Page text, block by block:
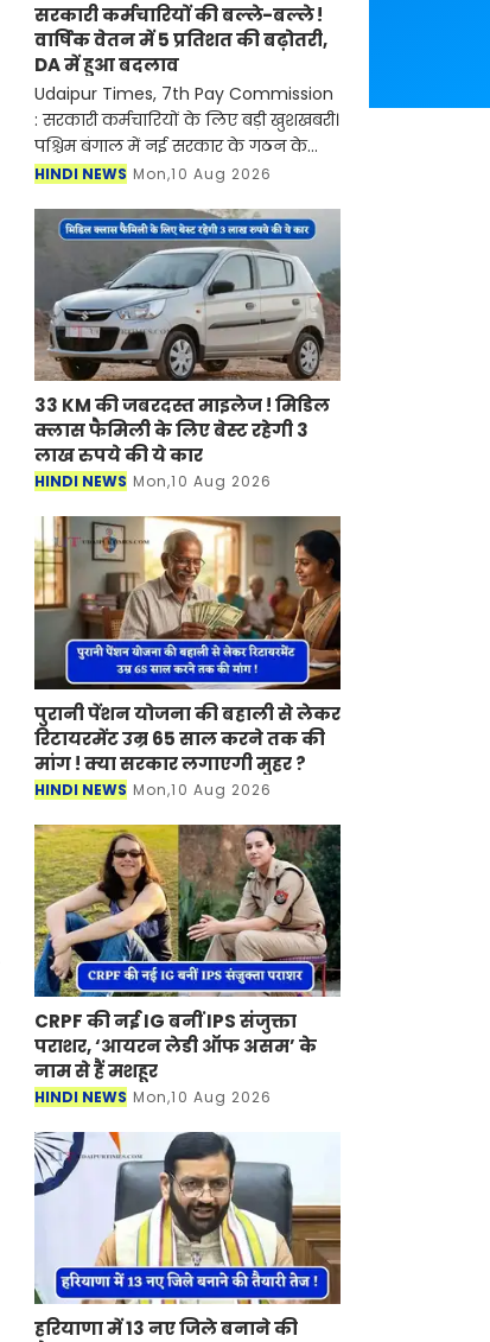
सरकारी कर्मचारियों की बल्ले-बल्ले !
वार्षिक वेतन में 5 प्रतिशत की बढ़ोतरी,
DA में हुआ बदलाव
Udaipur Times, 7th Pay Commission
: सरकारी कर्मचारियों के लिए बड़ी खुशखबरी।
पश्चिम बंगाल में नई सरकार के गठन के
साथ ही सातवां वेतन आयोग लागू हो गया है।
कई नियम औ
HINDI NEWS Mon,10 Aug 2026
33 KM की जबरदस्त माइलेज ! मिडिल
क्लास फैमिली के लिए बेस्ट रहेगी 3
लाख रुपये की ये कार
HINDI NEWS Mon,10 Aug 2026
पुरानी पेंशन योजना की बहाली से लेकर
रिटायरमेंट उम्र 65 साल करने तक की
मांग ! क्या सरकार लगाएगी मुहर ?
HINDI NEWS Mon,10 Aug 2026
CRPF की नई IG बनीं IPS संजुक्ता
पराशर, ‘आयरन लेडी ऑफ असम’ के
नाम से हैं मशहूर
HINDI NEWS Mon,10 Aug 2026
हरियाणा में 13 नए जिले बनाने की